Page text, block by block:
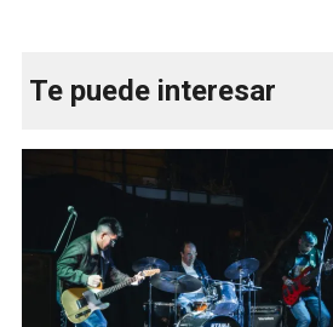
Te puede interesar